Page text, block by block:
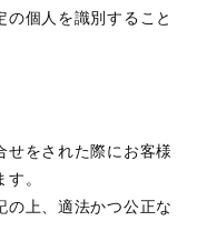
個人を識別すること
せをされた際にお客様
。
の上、適法かつ公正な